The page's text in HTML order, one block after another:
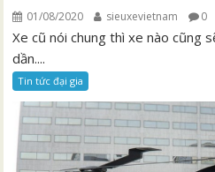
01/08/2020 sieuxevietnam 0
Xe cũ nói chung thì xe nào cũng
dần....
Tin tức đại gia